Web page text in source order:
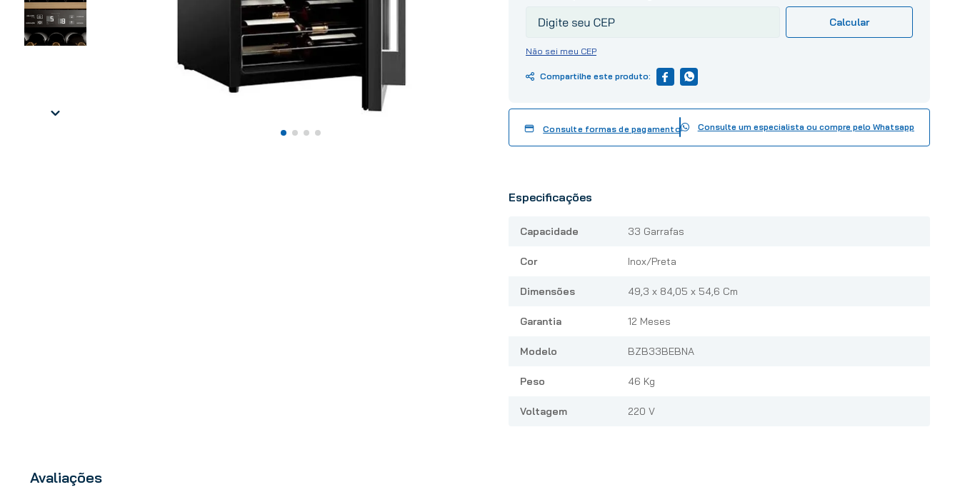
Não sei meu CEP
Consulte formas de pagamento Consulte um especialista ou compre pelo Whatsapp
Especificações
Capacidade 33 Garrafas
Cor Inox/Preta
Dimensões 49,3 x 84,05 x 54,6 Cm
Garantia 12 Meses
Modelo BZB33BEBNA
Peso 46 Kg
Voltagem 220 V
Avaliações